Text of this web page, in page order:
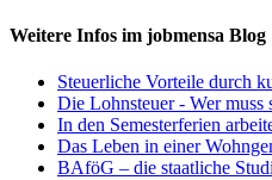
Weitere Infos im jobmensa Blog
Steuerliche Vorteile durch
Die Lohnsteuer - Wer muss
In den Semesterferien
Das Leben in einer
BAföG – die staatliche